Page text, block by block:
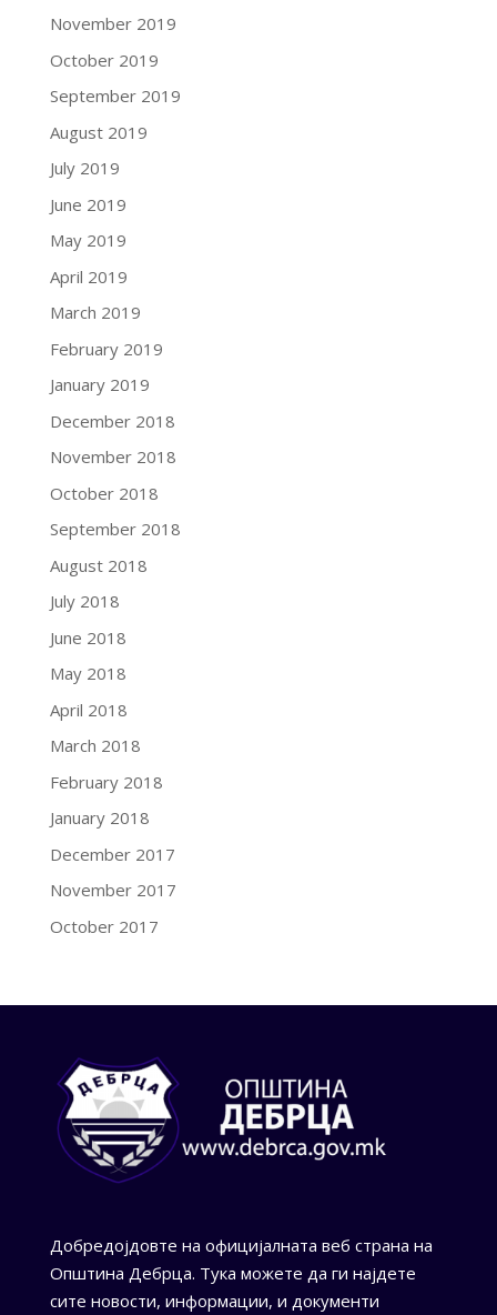
November 2019
October 2019
September 2019
August 2019
July 2019
June 2019
May 2019
April 2019
March 2019
February 2019
January 2019
December 2018
November 2018
October 2018
September 2018
August 2018
July 2018
June 2018
May 2018
April 2018
March 2018
February 2018
January 2018
December 2017
November 2017
October 2017
Добредојдовте на официјалната веб страна на
Општина Дебрца. Тука можете да ги најдете
сите новости, информации, и документи